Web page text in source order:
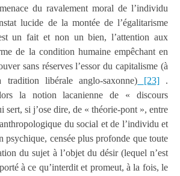
du ravalement moral de l’individu
lucide de la montée de l’égalitarisme
un fait et non un bien, l’attention aux
de la condition humaine empêchant en
sans réserves l’essor du capitalisme (à
libérale anglo-saxonne)
[23]
.
la notion lacanienne de « discours
sert, si j’ose dire, de « théorie-pont », entre
du social et de l’individu et
psychique, censée plus profonde que toute
du sujet à l’objet du désir (lequel n’est
à ce qu’interdit et promeut, à la fois, le